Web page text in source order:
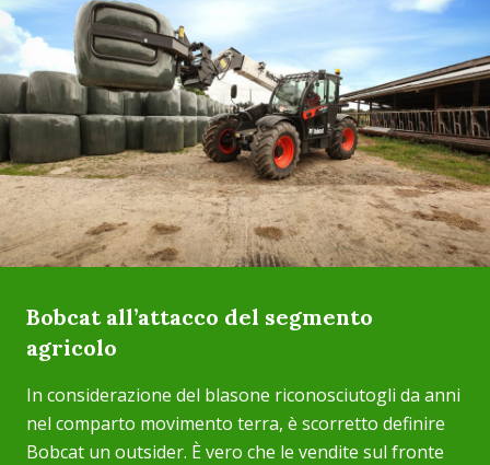
Bobcat all’attacco del segmento
agricolo
In considerazione del blasone riconosciutogli da anni
nel comparto movimento terra, è scorretto definire
Bobcat un outsider. È vero che le vendite sul fronte